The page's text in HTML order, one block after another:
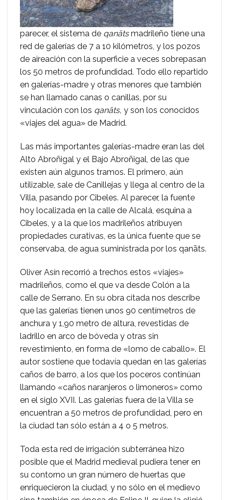
parecer, el sistema de qanātsmadrileño tiene una
red de galerías de 7 a 10 kilómetros, y los pozos
de aireación con la superficie a veces sobrepasan
los 50 metros de profundidad. Todo ello repartido
en galerías-madre y otras menores que también
se han llamado canas o canillas, por su
vinculación con los qanāts, y son los conocidos
«viajes del agua» de Madrid.
Las más importantes galerías-madre eran las del
Alto Abroñigal y el Bajo Abroñigal, de las que
existen aún algunos tramos. El primero, aún
utilizable, sale de Canillejas y llega al centro de la
Villa, pasando por Cibeles. Al parecer, la fuente
hoy localizada en la calle de Alcalá, esquina a
Cibeles, y a la que los madrileños atribuyen
propiedades curativas, es la única fuente que se
conservaba, de agua suministrada por los qanāts.
Oliver Asín recorrió a trechos estos «viajes»
madrileños, como el que va desde Colón a la
calle de Serrano. En su obra citada nos describe
que las galerías tienen unos 90 centímetros de
anchura y 1,90 metro de altura, revestidas de
ladrillo en arco de bóveda y otras sin
revestimiento, en forma de «lomo de caballo». El
autor sostiene que todavía quedan en las galerías
caños de barro, a los que los poceros continúan
llamando «caños naranjeros o limoneros» como
en el siglo XVII. Las galerías fuera de la Villa se
encuentran a 50 metros de profundidad, pero en
la ciudad tan sólo están a 4 o 5 metros.
Toda esta red de irrigación subterránea hizo
posible que el Madrid medieval pudiera tener en
su contorno un gran número de huertas que
enriquecieron la ciudad, y no sólo en el medievo